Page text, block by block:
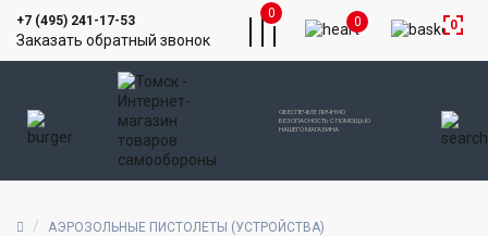
+7 (495) 241-17-53
Заказать обратный звонок
ОБЕСПЕЧЬТЕ ЛИЧНУЮ
БЕЗОПАСНОСТЬ С ПОМОЩЬЮ
НАШЕГО МАГАЗИНА
0
0 0
АЭРОЗОЛЬНЫЕ ПИСТОЛЕТЫ (УСТРОЙСТВА)